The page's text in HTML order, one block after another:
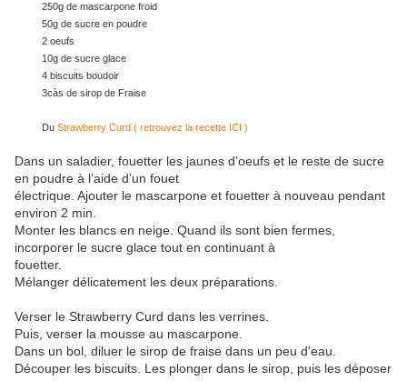
250g de mascarpone froid
50g de sucre en poudre
2 oeufs
10g de sucre glace
4 biscuits boudoir
3càs de sirop de Fraise
Du Strawberry Curd ( retrouvez la recette ICI )
Dans un saladier, fouetter les jaunes d’oeufs et le reste de sucre
en poudre à l’aide d’un fouet
électrique. Ajouter le mascarpone et fouetter à nouveau pendant
environ 2 min.
Monter les blancs en neige. Quand ils sont bien fermes,
incorporer le sucre glace tout en continuant à
fouetter.
Mélanger délicatement les deux préparations.
Verser le Strawberry Curd dans les verrines.
Puis, verser la mousse au mascarpone.
Dans un bol, diluer le sirop de fraise dans un peu d'eau.
Découper les biscuits. Les plonger dans le sirop, puis les déposer